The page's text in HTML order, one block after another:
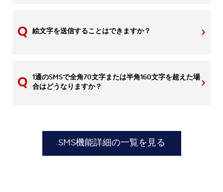
絵文字を送信することはできますか？
1通のSMSで全角70文字または半角160文字を超えた場
合はどうなりますか？
SMS機能詳細の一覧を見る